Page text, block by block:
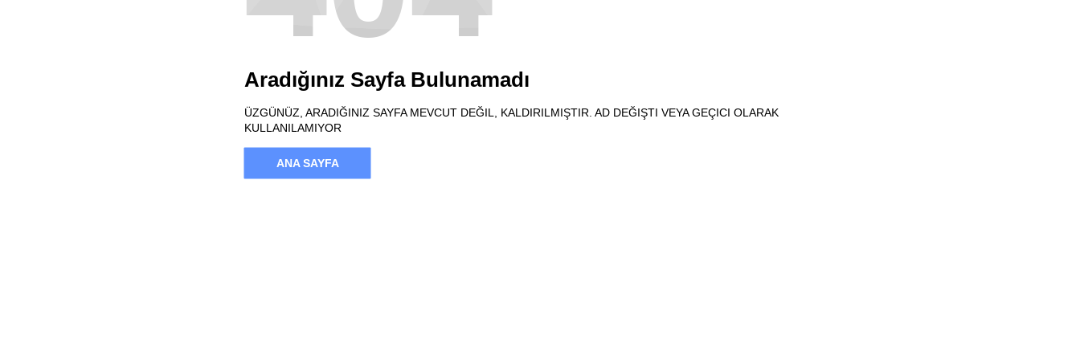
Aradığınız Sayfa Bulunamadı
ÜZGÜNÜZ, ARADIĞINIZ SAYFA MEVCUT DEĞIL, KALDIRILMIŞTIR. AD DEĞIŞTI VEYA GEÇICI OLARAK
KULLANILAMIYOR
ANA SAYFA